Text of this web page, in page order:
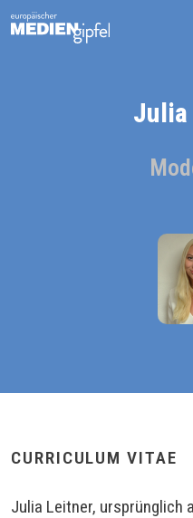
CURRICULUM VITAE
Julia Leitner, ursprünglich